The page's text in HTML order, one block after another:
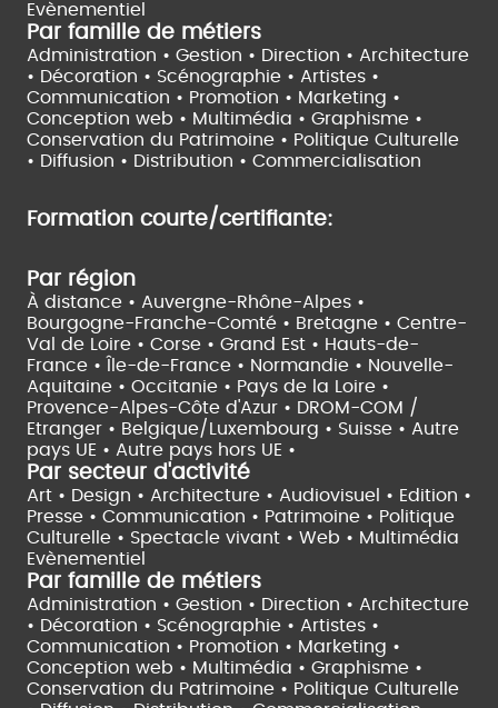
Evènementiel
Par famille de métiers
Administration • Gestion • Direction • Architecture
• Décoration • Scénographie • Artistes •
Communication • Promotion • Marketing •
Conception web • Multimédia • Graphisme •
Conservation du Patrimoine • Politique Culturelle
• Diffusion • Distribution • Commercialisation
Formation courte/certifiante:
Par région
À distance • Auvergne-Rhône-Alpes •
Bourgogne-Franche-Comté • Bretagne • Centre-
Val de Loire • Corse • Grand Est • Hauts-de-
France •
Île-de-France • Normandie • Nouvelle-
Aquitaine • Occitanie • Pays de la Loire •
Provence-Alpes-Côte d'Azur • DROM-COM /
Etranger • Belgique/Luxembourg • Suisse • Autre
pays UE • Autre pays hors UE •
Par secteur d'activité
Art • Design • Architecture • Audiovisuel • Edition •
Presse • Communication • Patrimoine • Politique
Culturelle • Spectacle vivant • Web • Multimédia
Evènementiel
Par famille de métiers
Administration • Gestion • Direction • Architecture
• Décoration • Scénographie • Artistes •
Communication • Promotion • Marketing •
Conception web • Multimédia • Graphisme •
Conservation du Patrimoine • Politique Culturelle